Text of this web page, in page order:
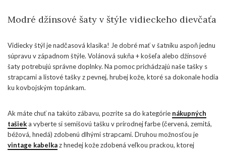
Modré džínsové šaty v štýle vidieckeho dievčaťa
Vidiecky štýl je nadčasová klasika! Je dobré mať v šatníku aspoň jednu
súpravu v západnom štýle. Volánová sukňa + košeľa alebo džínsové
šaty potrebujú správne doplnky. Na pomoc prichádzajú naše tašky s
strapcami a listové tašky z pevnej, hrubej kože, ktoré sa dokonale hodia
ku kovbojským topánkam.
Ak máte chuť na takúto zábavu, pozrite sa do kategórie nákupných
tašieka vyberte si semišovú tašku v prírodnej farbe (červená, zemitá,
béžová, hnedá) zdobenú dlhými strapcami. Druhou možnosťou je
vintage kabelkaz hnedej kože zdobená veľkou prackou, ktorej